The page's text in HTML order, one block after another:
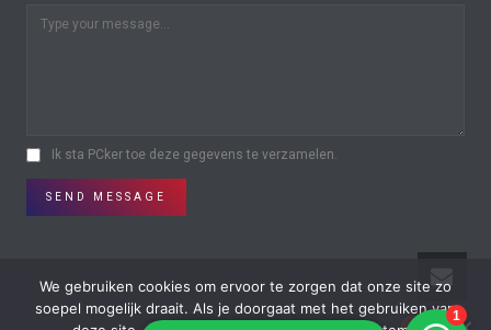
Ik sta PCker toe deze gegevens te verzamelen.
SEND MESSAGE
We gebruiken cookies om ervoor te zorgen dat onze site zo
soepel mogelijk draait. Als je doorgaat met het gebruiken van